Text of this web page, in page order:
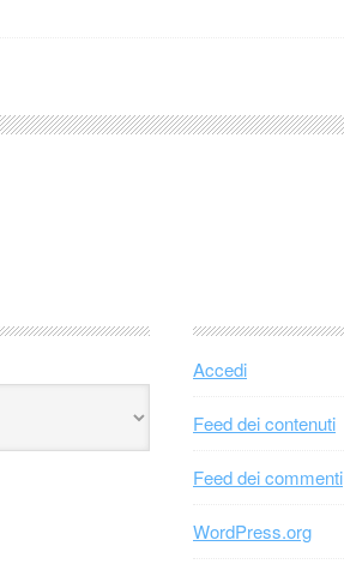
Accedi
Feed dei contenuti
Feed dei commenti
WordPress.org